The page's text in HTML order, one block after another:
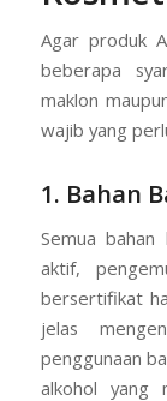
Agar produk
beberapa
maklon
wajib yang
1. Bahan
Semua bahan
aktif,
bersertifikat
jelas
penggunaan
alkohol yang